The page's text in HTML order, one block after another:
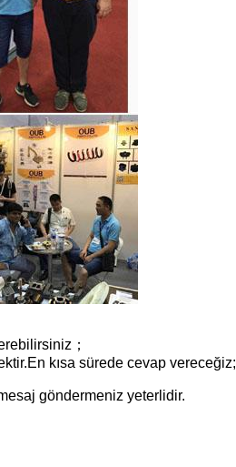
；
kısa sürede cevap vereceğiz;
göndermeniz yeterlidir.